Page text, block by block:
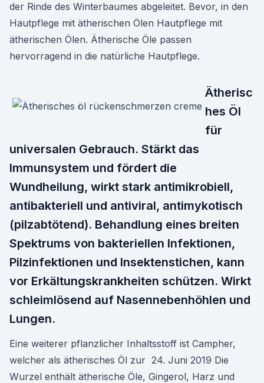
der Rinde des Winterbaumes abgeleitet. Bevor, in den
Hautpflege mit ätherischen Ölen Hautpflege mit
ätherischen Ölen. Ätherische Öle passen
hervorragend in die natürliche Hautpflege.
Ätherisc
hes Öl
für
universalen Gebrauch. Stärkt das
Immunsystem und fördert die
Wundheilung, wirkt stark antimikrobiell,
antibakteriell und antiviral, antimykotisch
(pilzabtötend). Behandlung eines breiten
Spektrums von bakteriellen Infektionen,
Pilzinfektionen und Insektenstichen, kann
vor Erkältungskrankheiten schützen. Wirkt
schleimlösend auf Nasennebenhöhlen und
Lungen.
Eine weiterer pflanzlicher Inhaltsstoff ist Campher,
welcher als ätherisches Öl zur 24. Juni 2019 Die
Wurzel enthält ätherische Öle, Gingerol, Harz und